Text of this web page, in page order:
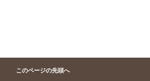
このページの先頭へ